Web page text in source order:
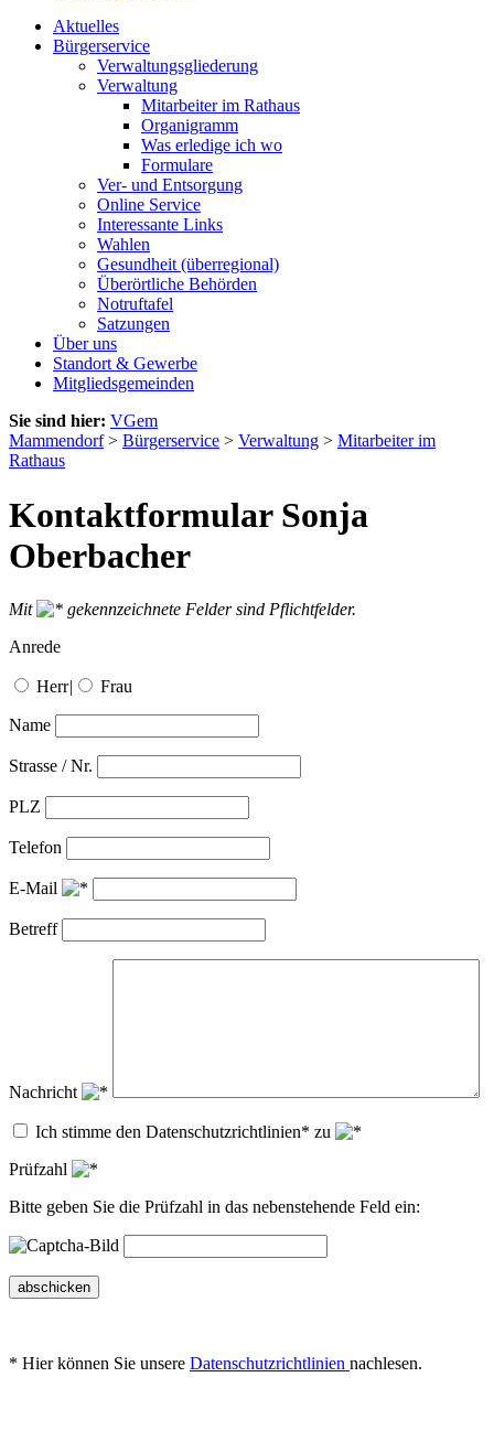
Aktuelles
Bürgerservice
Verwaltungsgliederung
Verwaltung
Mitarbeiter im Rathaus
Organigramm
Was erledige ich wo
Formulare
Ver- und Entsorgung
Online Service
Interessante Links
Wahlen
Gesundheit (überregional)
Überörtliche Behörden
Notruftafel
Satzungen
Über uns
Standort & Gewerbe
Mitgliedsgemeinden
Sie sind hier: VGem
Mammendorf> Bürgerservice > Verwaltung > Mitarbeiter im
Rathaus
Kontaktformular Sonja
Oberbacher
Mit
gekennzeichnete Felder sind Pflichtfelder.
Anrede
Herr| Frau
Name
Strasse / Nr.
PLZ
Telefon
E-Mail
Betreff
Nachricht
Ich stimme den Datenschutzrichtlinien* zu
Prüfzahl
Bitte geben Sie die Prüfzahl in das nebenstehende Feld ein:
abschicken
* Hier können Sie unsere Datenschutzrichtlinien nachlesen.